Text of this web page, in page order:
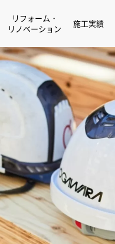
リフォーム・
リノベーション
施工実績